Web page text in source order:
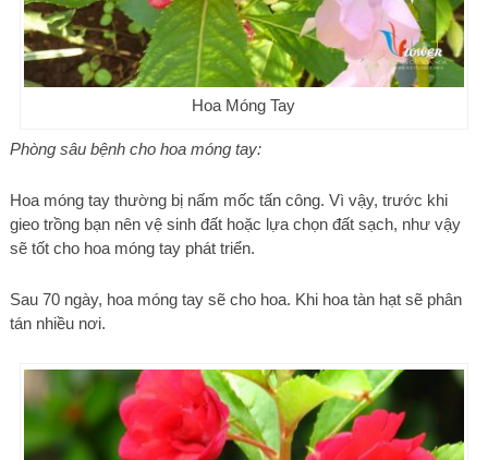
Hoa Móng Tay
Phòng sâu bệnh cho hoa móng tay:
Hoa móng tay thường bị nấm mốc tấn công. Vì vậy, trước khi
gieo trồng bạn nên vệ sinh đất hoặc lựa chọn đất sạch, như vậy
sẽ tốt cho hoa móng tay phát triển.
Sau 70 ngày, hoa móng tay sẽ cho hoa. Khi hoa tàn hạt sẽ phân
tán nhiều nơi.